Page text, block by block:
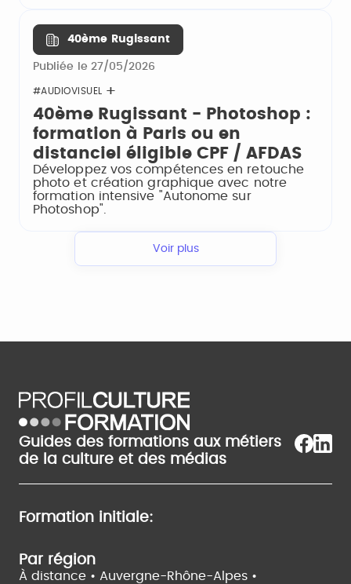
40ème Rugissant
Publiée le 27/05/2026
#AUDIOVISUEL
40ème Rugissant - Photoshop :
formation à Paris ou en
distanciel éligible CPF / AFDAS
Développez vos compétences en retouche
photo et création graphique avec notre
formation intensive "Autonome sur
Photoshop".
Voir plus
Guides des formations aux métiers
de la culture et des médias
Formation initiale:
Par région
À distance • Auvergne-Rhône-Alpes •